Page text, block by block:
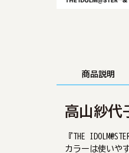
商品説明
高山紗代
『THE
カラーは使いや